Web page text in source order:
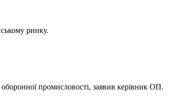
ринку.
промисловості, заявив керівник ОП.